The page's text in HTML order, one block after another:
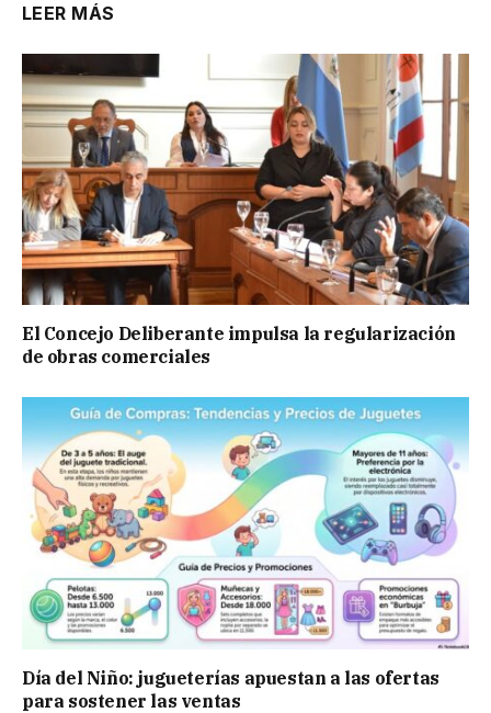
LEER MÁS
El Concejo Deliberante impulsa la regularización
de obras comerciales
Día del Niño: jugueterías apuestan a las ofertas
para sostener las ventas